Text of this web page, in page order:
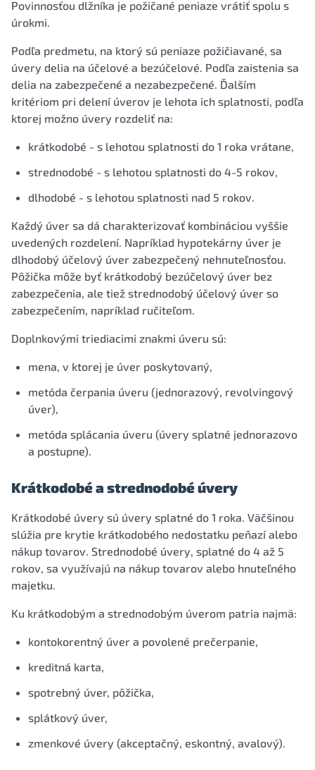
Povinnosťou dlžníka je požičané peniaze vrátiť spolu s
úrokmi.
Podľa predmetu, na ktorý sú peniaze požičiavané, sa
úvery delia na účelové a bezúčelové. Podľa zaistenia sa
delia na zabezpečené a nezabezpečené. Ďalším
kritériom pri delení úverov je lehota ich splatnosti, podľa
ktorej možno úvery rozdeliť na:
krátkodobé - s lehotou splatnosti do 1 roka vrátane,
strednodobé - s lehotou splatnosti do 4-5 rokov,
dlhodobé - s lehotou splatnosti nad 5 rokov.
Každý úver sa dá charakterizovať kombináciou vyššie
uvedených rozdelení. Napríklad hypotekárny úver je
dlhodobý účelový úver zabezpečený nehnuteľnosťou.
Pôžička môže byť krátkodobý bezúčelový úver bez
zabezpečenia, ale tiež strednodobý účelový úver so
zabezpečením, napríklad ručiteľom.
Doplnkovými triediacimi znakmi úveru sú:
mena, v ktorej je úver poskytovaný,
metóda čerpania úveru (jednorazový, revolvingový
úver),
metóda splácania úveru (úvery splatné jednorazovo
a postupne).
Krátkodobé a strednodobé úvery
Krátkodobé úvery sú úvery splatné do 1 roka. Väčšinou
slúžia pre krytie krátkodobého nedostatku peňazí alebo
nákup tovarov. Strednodobé úvery, splatné do 4 až 5
rokov, sa využívajú na nákup tovarov alebo hnuteľného
majetku.
Ku krátkodobým a strednodobým úverom patria najmä:
kontokorentný úver a povolené prečerpanie,
kreditná karta,
spotrebný úver, pôžička,
splátkový úver,
zmenkové úvery (akceptačný, eskontný, avalový).